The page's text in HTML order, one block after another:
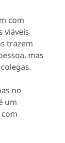
com
viáveis
trazem
mas
no
um